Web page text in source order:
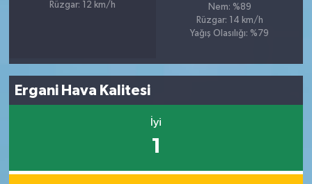
Rüzgar: 12 km/h
Nem: %89
Rüzgar: 14 km/h
Yağış Olasılığı: %79
Ergani Hava Kalitesi
İyi
1